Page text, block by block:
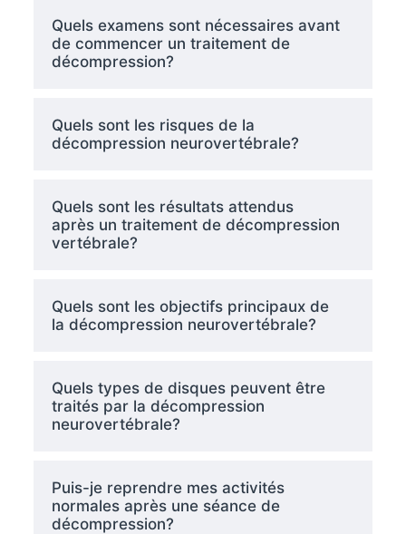
Quels examens sont nécessaires avant
de commencer un traitement de
décompression?
Quels sont les risques de la
décompression neurovertébrale?
Quels sont les résultats attendus
après un traitement de décompression
vertébrale?
Quels sont les objectifs principaux de
la décompression neurovertébrale?
Quels types de disques peuvent être
traités par la décompression
neurovertébrale?
Puis-je reprendre mes activités
normales après une séance de
décompression?